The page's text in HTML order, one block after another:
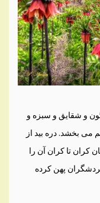
و شقایق و سبزه و
بخشد. دره بید از
تا کران آن را
پهن کرده